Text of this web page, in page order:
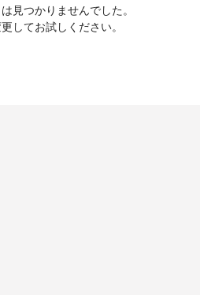
見つかりませんでした。
してお試しください。